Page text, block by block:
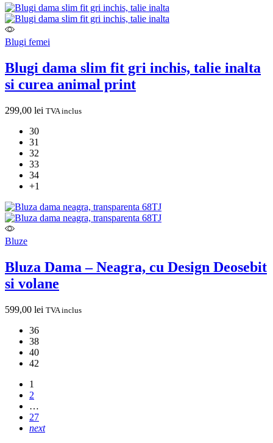
Blugi femei
Blugi dama slim fit gri inchis, talie inalta
si curea animal print
299,00 lei TVA inclus
30
31
32
33
34
+1
Bluze
Bluza Dama – Neagra, cu Design Deosebit
si volane
599,00 lei TVA inclus
36
38
40
42
1
2
…
27
next